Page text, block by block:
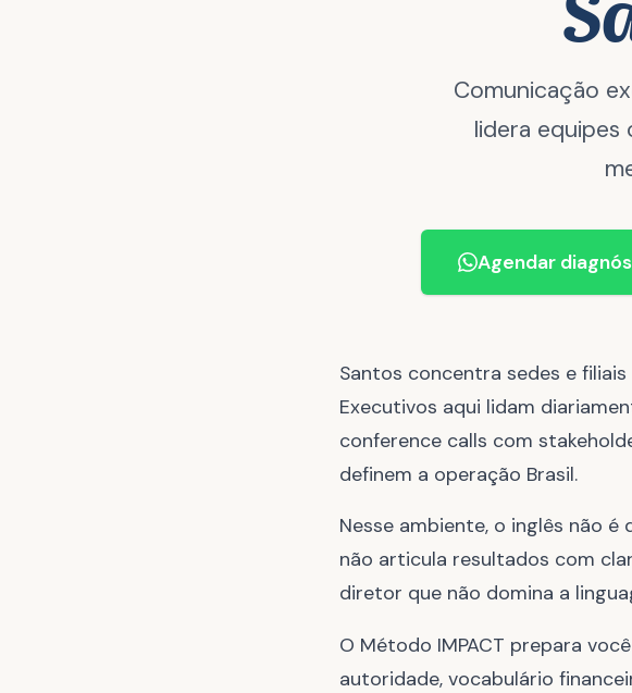
Comunicação
lidera
Agendar
Santos concentra sedes e
Executivos aqui lidam
conference calls com
definem a operação Brasil.
Nesse ambiente, o inglês não é
não articula resultados com
diretor que não domina a
O Método IMPACT prepara
autoridade, vocabulário